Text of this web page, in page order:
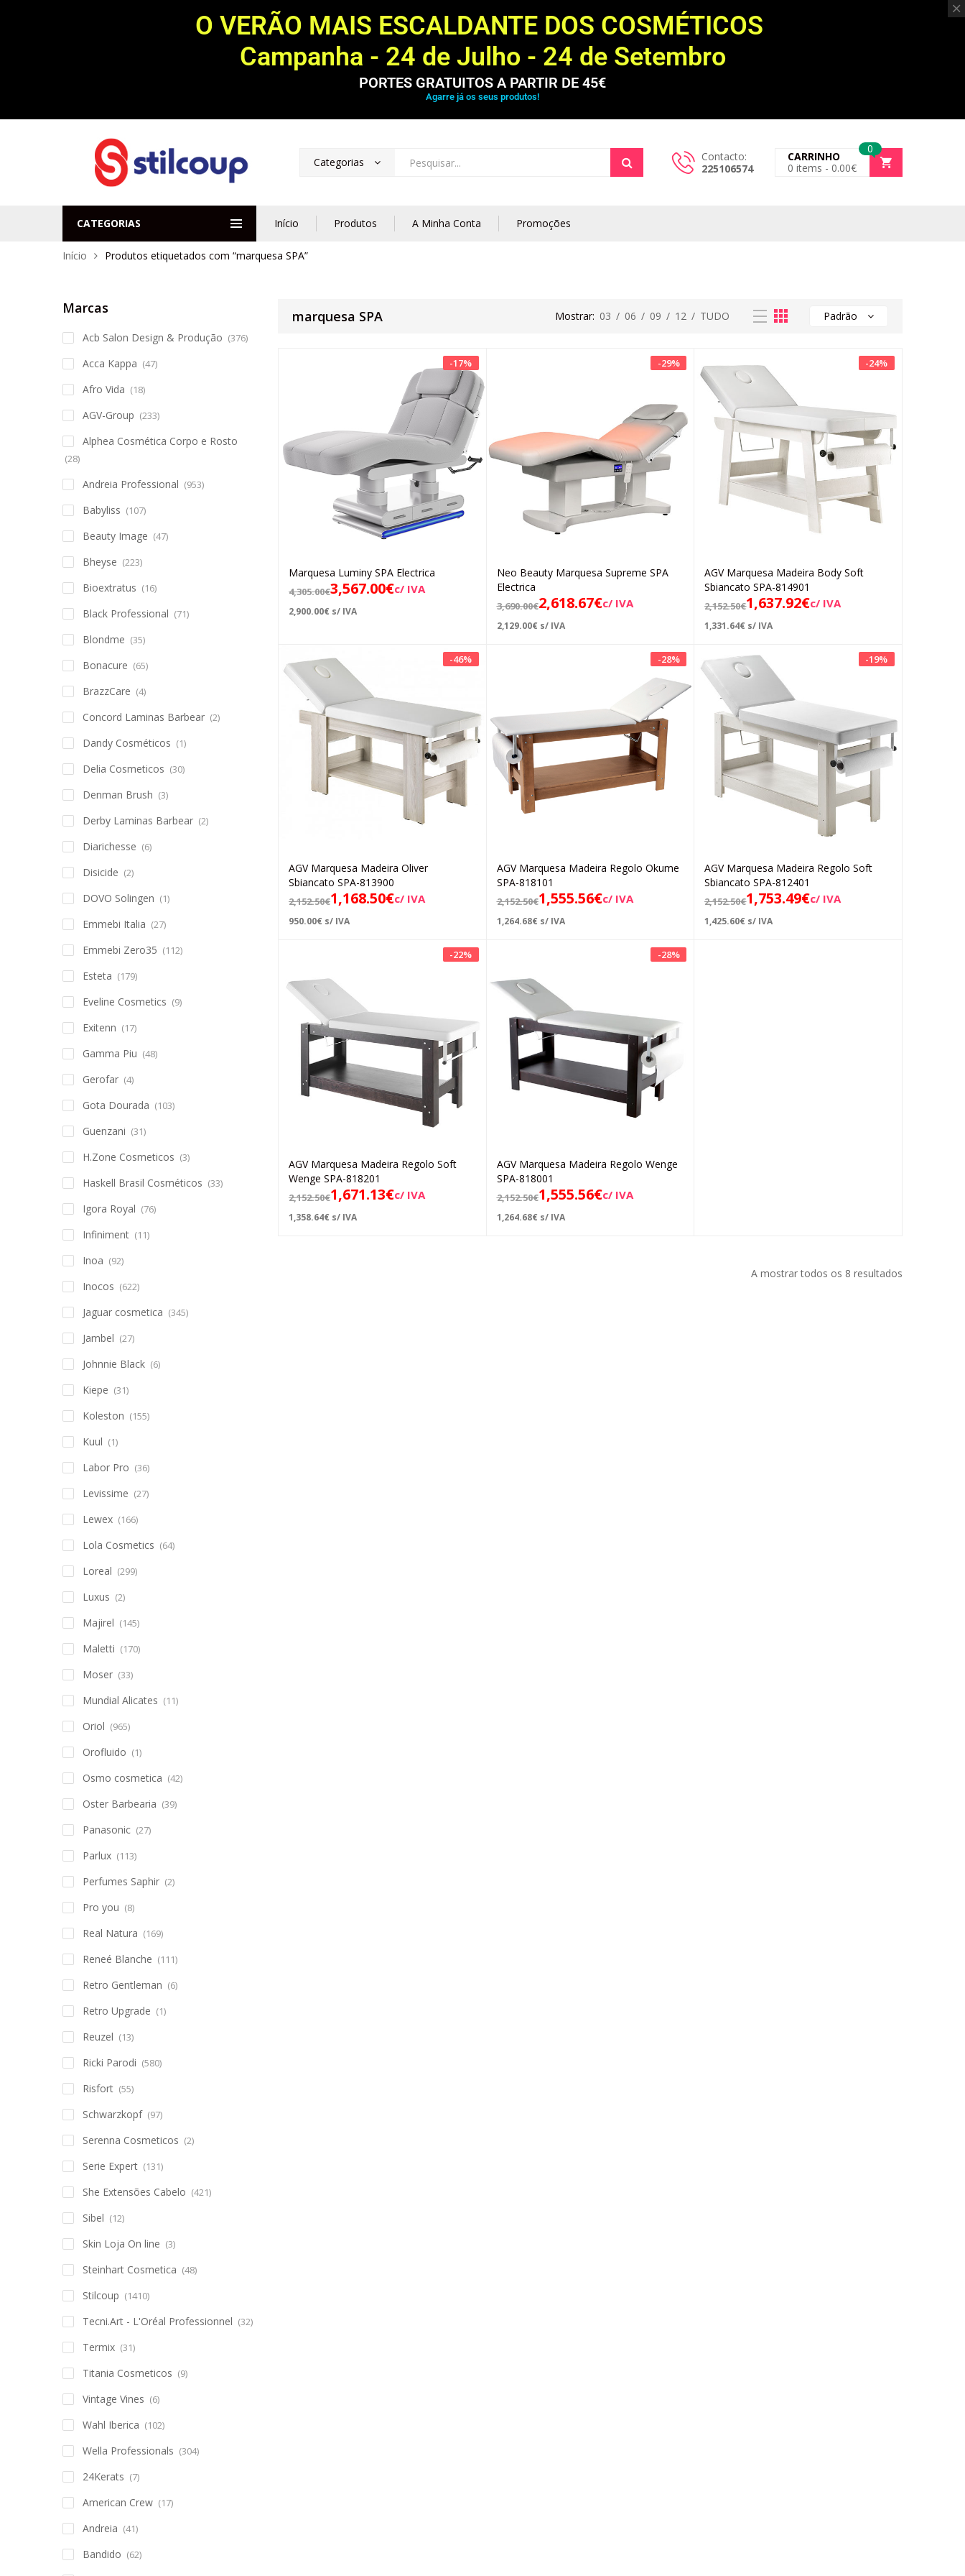
O VERÃO MAIS ESCALDANTE DOS COSMÉTICOS
Campanha - 24 de Julho - 24 de Setembro
PORTES GRATUITOS A PARTIR DE 45€
Agarre já os seus produtos!
Categorias
Contacto:
225106574
0
CARRINHO
0 items - 0.00€
CATEGORIAS Início Produtos A Minha Conta Promoções
Início Produtos etiquetados com “marquesa SPA”
marquesa SPA Mostrar: 03 / 06 / 09 / 12 / TUDO Padrão
-17%
Adicionar
Marquesa Luminy SPA Electrica
4,305.00€3,567.00€c/ IVA
2,900.00€ s/ IVA
-29%
Adicionar
Neo Beauty Marquesa Supreme SPA
Electrica
3,690.00€2,618.67€c/ IVA
2,129.00€ s/ IVA
-24%
Adicionar
AGV Marquesa Madeira Body Soft
Sbiancato SPA-814901
2,152.50€1,637.92€c/ IVA
1,331.64€ s/ IVA
-46%
Adicionar
AGV Marquesa Madeira Oliver
Sbiancato SPA-813900
2,152.50€1,168.50€c/ IVA
950.00€ s/ IVA
-28%
Adicionar
AGV Marquesa Madeira Regolo Okume
SPA-818101
2,152.50€1,555.56€c/ IVA
1,264.68€ s/ IVA
-19%
Adicionar
AGV Marquesa Madeira Regolo Soft
Sbiancato SPA-812401
2,152.50€1,753.49€c/ IVA
1,425.60€ s/ IVA
-22%
Adicionar
AGV Marquesa Madeira Regolo Soft
Wenge SPA-818201
2,152.50€1,671.13€c/ IVA
1,358.64€ s/ IVA
-28%
Adicionar
AGV Marquesa Madeira Regolo Wenge
SPA-818001
2,152.50€1,555.56€c/ IVA
1,264.68€ s/ IVA
A mostrar todos os 8 resultados
Marcas
Acb Salon Design & Produção (376)
Acca Kappa (47)
Afro Vida (18)
AGV-Group (233)
Alphea Cosmética Corpo e Rosto
(28)
Andreia Professional (953)
Babyliss (107)
Beauty Image (47)
Bheyse (223)
Bioextratus (16)
Black Professional (71)
Blondme (35)
Bonacure (65)
BrazzCare (4)
Concord Laminas Barbear (2)
Dandy Cosméticos (1)
Delia Cosmeticos (30)
Denman Brush (3)
Derby Laminas Barbear (2)
Diarichesse (6)
Disicide (2)
DOVO Solingen (1)
Emmebi Italia (27)
Emmebi Zero35 (112)
Esteta (179)
Eveline Cosmetics (9)
Exitenn (17)
Gamma Piu (48)
Gerofar (4)
Gota Dourada (103)
Guenzani (31)
H.Zone Cosmeticos (3)
Haskell Brasil Cosméticos (33)
Igora Royal (76)
Infiniment (11)
Inoa (92)
Inocos (622)
Jaguar cosmetica (345)
Jambel (27)
Johnnie Black (6)
Kiepe (31)
Koleston (155)
Kuul (1)
Labor Pro (36)
Levissime (27)
Lewex (166)
Lola Cosmetics (64)
Loreal (299)
Luxus (2)
Majirel (145)
Maletti (170)
Moser (33)
Mundial Alicates (11)
Oriol (965)
Orofluido (1)
Osmo cosmetica (42)
Oster Barbearia (39)
Panasonic (27)
Parlux (113)
Perfumes Saphir (2)
Pro you (8)
Real Natura (169)
Reneé Blanche (111)
Retro Gentleman (6)
Retro Upgrade (1)
Reuzel (13)
Ricki Parodi (580)
Risfort (55)
Schwarzkopf (97)
Serenna Cosmeticos (2)
Serie Expert (131)
She Extensões Cabelo (421)
Sibel (12)
Skin Loja On line (3)
Steinhart Cosmetica (48)
Stilcoup (1410)
Tecni.Art - L'Oréal Professionnel (32)
Termix (31)
Titania Cosmeticos (9)
Vintage Vines (6)
Wahl Iberica (102)
Wella Professionals (304)
24Kerats (7)
American Crew (17)
Andreia (41)
Bandido (62)